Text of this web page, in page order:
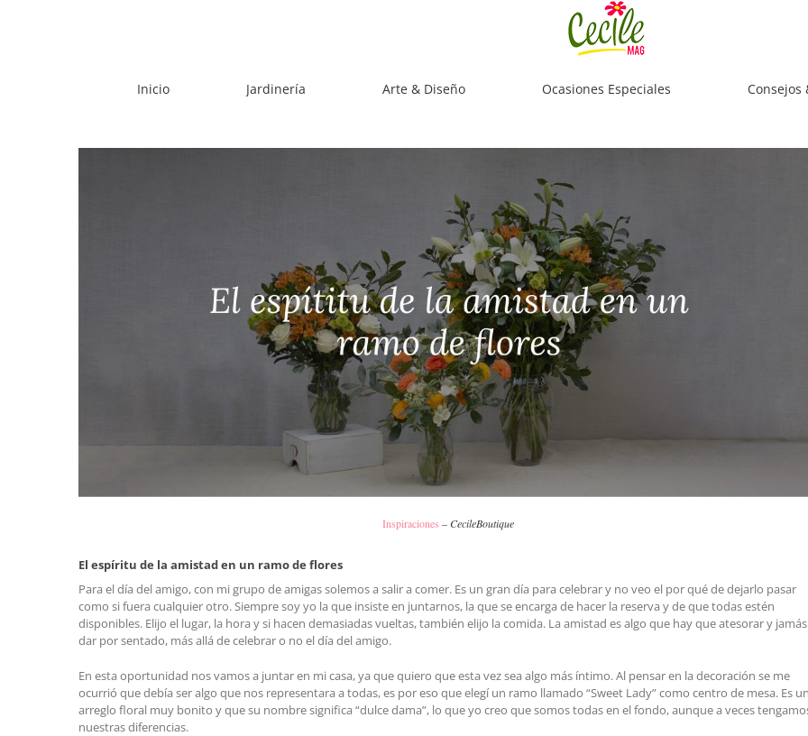
Inicio Jardinería Arte & Diseño Ocasiones Especiales Consejos
Inspiraciones –CecileBoutique
El espíritu de la amistad en un ramo de flores
Para el día del amigo, con mi grupo de amigas solemos a salir a comer. Es un gran día para celebrar y no veo el por qué de dejarlo pasar
como si fuera cualquier otro. Siempre soy yo la que insiste en juntarnos, la que se encarga de hacer la reserva y de que todas estén
disponibles. Elijo el lugar, la hora y si hacen demasiadas vueltas, también elijo la comida. La amistad es algo que hay que atesorar y jamás
dar por sentado, más allá de celebrar o no el día del amigo.
En esta oportunidad nos vamos a juntar en mi casa, ya que quiero que esta vez sea algo más íntimo. Al pensar en la decoración se me
ocurrió que debía ser algo que nos representara a todas, es por eso que elegí un ramo llamado “Sweet Lady” como centro de mesa. Es
arreglo floral muy bonito y que su nombre significa “dulce dama”, lo que yo creo que somos todas en el fondo, aunque a veces
nuestras diferencias.